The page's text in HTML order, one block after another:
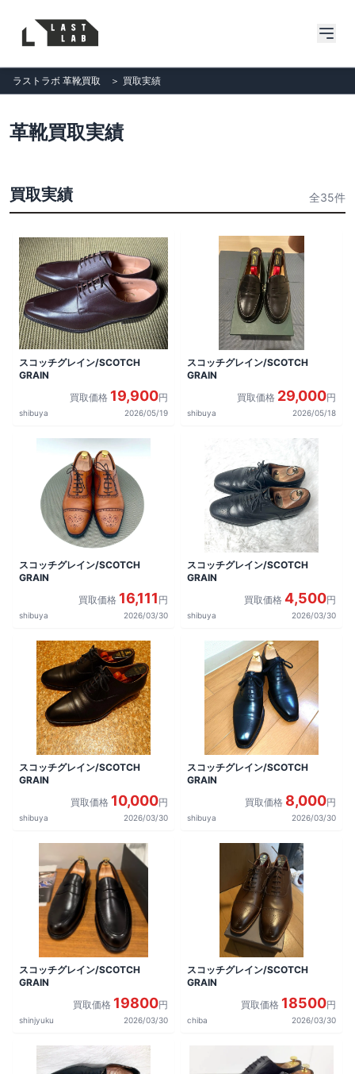
ラストラボ 革靴買取 ＞ 買取実績
革靴買取実績
買取実績 全35件
スコッチグレイン/SCOTCH
GRAIN
買取価格 19,900円
shibuya 2026/05/19
スコッチグレイン/SCOTCH
GRAIN
買取価格 29,000円
shibuya 2026/05/18
スコッチグレイン/SCOTCH
GRAIN
買取価格 16,111 円
shibuya 2026/03/30
スコッチグレイン/SCOTCH
GRAIN
買取価格 4,500円
shibuya 2026/03/30
スコッチグレイン/SCOTCH
GRAIN
買取価格 10,000円
shibuya 2026/03/30
スコッチグレイン/SCOTCH
GRAIN
買取価格 8,000円
shibuya 2026/03/30
スコッチグレイン/SCOTCH
GRAIN
買取価格 19800円
shinjyuku 2026/03/30
スコッチグレイン/SCOTCH
GRAIN
買取価格 18500円
chiba 2026/03/30